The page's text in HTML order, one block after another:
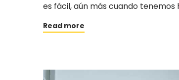
es fácil, aún más cuando
Read more